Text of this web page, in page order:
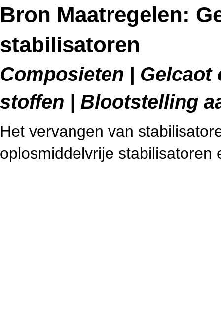
Bron Maatregelen:
stabilisatoren
Composieten |
stoffen | Blootstelling
Het vervangen van
oplosmiddelvrije stabilisatoren